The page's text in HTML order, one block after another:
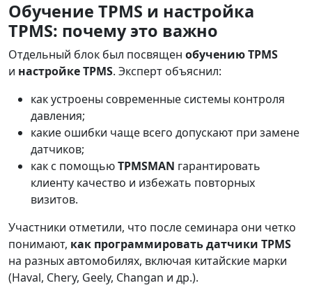
Обучение TPMS и настройка
TPMS: почему это важно
Отдельный блок был посвящен обучению TPMS
и настройке TPMS. Эксперт объяснил:
как устроены современные системы контроля
давления;
какие ошибки чаще всего допускают при замене
датчиков;
как с помощьюTPMSMAN гарантировать
клиенту качество и избежать повторных
визитов.
Участники отметили, что после семинара они четко
понимают, как программировать датчики TPMS
на разных автомобилях, включая китайские марки
(Haval, Chery, Geely, Changan и др.).